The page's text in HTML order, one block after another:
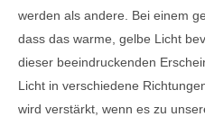
werden als andere. Bei einem
dass das warme, gelbe Licht
dieser beeindruckenden
Licht in verschiedene
wird verstärkt, wenn es zu